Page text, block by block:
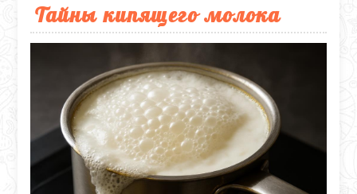
Тайны кипящего молока